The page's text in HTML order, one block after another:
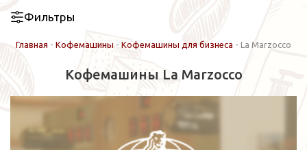
Фильтры
Главная - Кофемашины - Кофемашины для бизнеса - La Marzocco
Кофемашины La Marzocco